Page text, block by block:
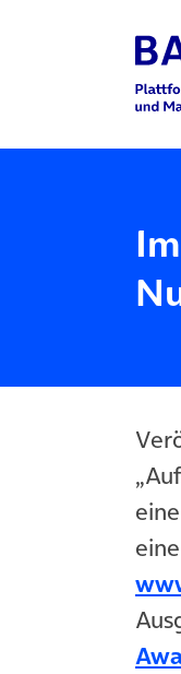
Main Navigation